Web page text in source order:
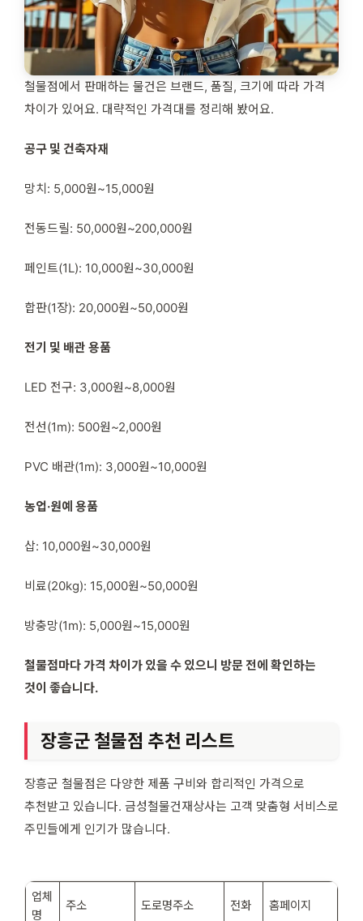
철물점에서 판매하는 물건은 브랜드, 품질, 크기에 따라 가격
차이가 있어요. 대략적인 가격대를 정리해 봤어요.
공구 및 건축자재
망치: 5,000원~15,000원
전동드릴: 50,000원~200,000원
페인트(1L): 10,000원~30,000원
합판(1장): 20,000원~50,000원
전기 및 배관 용품
LED 전구: 3,000원~8,000원
전선(1m): 500원~2,000원
PVC 배관(1m): 3,000원~10,000원
농업·원예 용품
삽: 10,000원~30,000원
비료(20kg): 15,000원~50,000원
방충망(1m): 5,000원~15,000원
철물점마다 가격 차이가 있을 수 있으니 방문 전에 확인하는
것이 좋습니다.
장흥군 철물점 추천 리스트
장흥군 철물점은 다양한 제품 구비와 합리적인 가격으로
추천받고 있습니다. 금성철물건재상사는 고객 맞춤형 서비스로
주민들에게 인기가 많습니다.
업체
명
주소 도로명주소 전화 홈페이지